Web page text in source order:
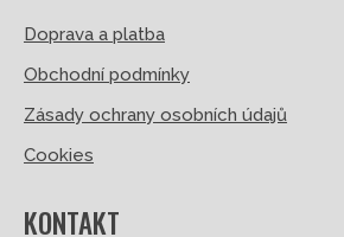
Doprava a platba
Obchodní podmínky
Zásady ochrany osobních údajů
Cookies
KONTAKT